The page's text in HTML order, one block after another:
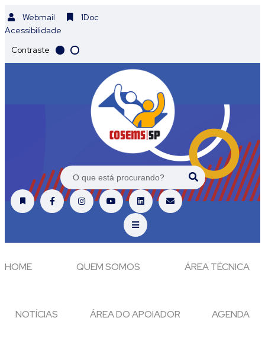
Webmail
1Doc
Acessibilidade
Contraste
HOME QUEM SOMOS ÁREA TÉCNICA
NOTÍCIAS ÁREA DO APOIADOR AGENDA